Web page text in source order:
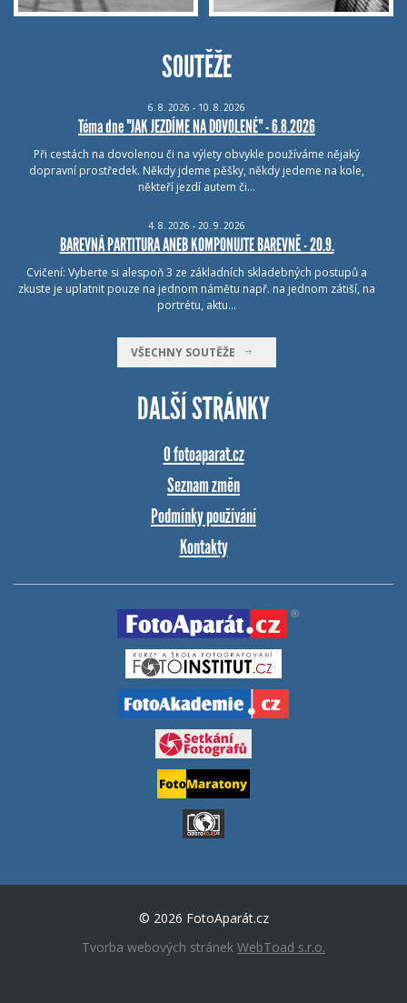
SOUTĚŽE
6. 8. 2026 - 10. 8. 2026
Téma dne "JAK JEZDÍME NA DOVOLENÉ" - 6.8.2026
Při cestách na dovolenou či na výlety obvykle používáme nějaký
dopravní prostředek. Někdy jdeme pěšky, někdy jedeme na kole,
někteří jezdí autem či…
4. 8. 2026 - 20. 9. 2026
BAREVNÁ PARTITURA ANEB KOMPONUJTE BAREVNĚ - 20.9.
Cvičení: Vyberte si alespoň 3 ze základních skladebných postupů a
zkuste je uplatnit pouze na jednom námětu např. na jednom zátiší, na
portrétu, aktu…
VŠECHNY SOUTĚŽE
DALŠÍ STRÁNKY
O fotoaparat.cz
Seznam změn
Podmínky používání
Kontakty
© 2026 FotoAparát.cz
Tvorba webových stránek WebToad s.r.o.